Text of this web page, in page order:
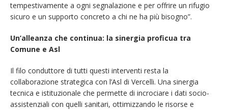
tempestivamente a ogni segnalazione e per offrire un rifugio
sicuro e un supporto concreto a chi ne ha più bisogno”.
Un’alleanza che continua: la sinergia proficua tra
Comune e Asl
Il filo conduttore di tutti questi interventi resta la
collaborazione strategica con l’Asl di Vercelli. Una sinergia
tecnica e istituzionale che permette di incrociare i dati socio-
assistenziali con quelli sanitari, ottimizzando le risorse e